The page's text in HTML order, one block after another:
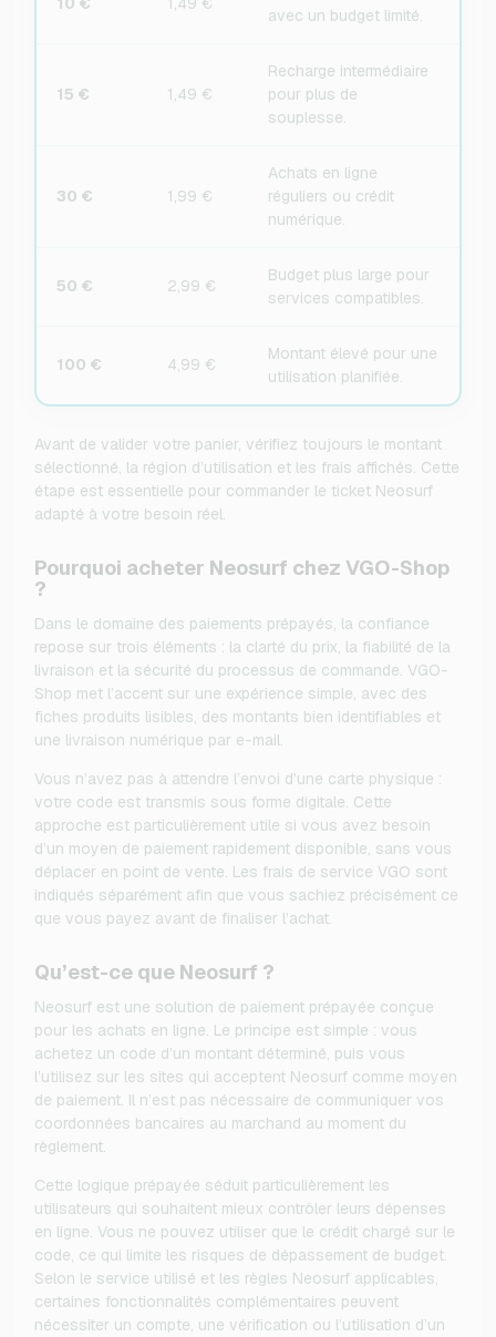
avec un budget limité.
15 € 1,49 €
Recharge intermédiaire
pour plus de
souplesse.
30 € 1,99 €
Achats en ligne
réguliers ou crédit
numérique.
50 € 2,99 €
Budget plus large pour
services compatibles.
100 € 4,99 €
Montant élevé pour une
utilisation planifiée.
Avant de valider votre panier, vérifiez toujours le montant
sélectionné, la région d’utilisation et les frais affichés. Cette
étape est essentielle pour commander le ticket Neosurf
adapté à votre besoin réel.
Pourquoi acheter Neosurf chez VGO-Shop
?
Dans le domaine des paiements prépayés, la confiance
repose sur trois éléments : la clarté du prix, la fiabilité de la
livraison et la sécurité du processus de commande. VGO-
Shop met l’accent sur une expérience simple, avec des
fiches produits lisibles, des montants bien identifiables et
une livraison numérique par e-mail.
Vous n’avez pas à attendre l’envoi d’une carte physique :
votre code est transmis sous forme digitale. Cette
approche est particulièrement utile si vous avez besoin
d’un moyen de paiement rapidement disponible, sans vous
déplacer en point de vente. Les frais de service VGO sont
indiqués séparément afin que vous sachiez précisément ce
que vous payez avant de finaliser l’achat.
Qu’est-ce que Neosurf ?
Neosurf est une solution de paiement prépayée conçue
pour les achats en ligne. Le principe est simple : vous
achetez un code d’un montant déterminé, puis vous
l’utilisez sur les sites qui acceptent Neosurf comme moyen
de paiement. Il n’est pas nécessaire de communiquer vos
coordonnées bancaires au marchand au moment du
règlement.
Cette logique prépayée séduit particulièrement les
utilisateurs qui souhaitent mieux contrôler leurs dépenses
en ligne. Vous ne pouvez utiliser que le crédit chargé sur le
code, ce qui limite les risques de dépassement de budget.
Selon le service utilisé et les règles Neosurf applicables,
certaines fonctionnalités complémentaires peuvent
nécessiter un compte, une vérification ou l’utilisation d’un